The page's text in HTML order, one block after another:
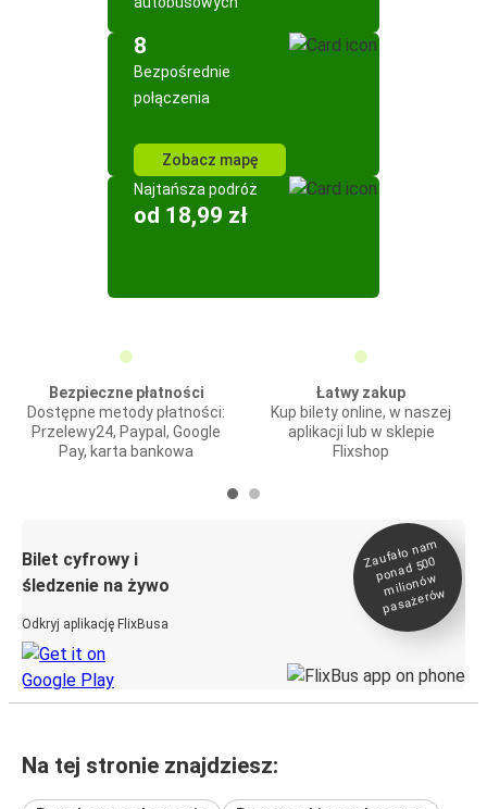
8
Bezpośrednie
połączenia
Zobacz mapę
Najtańsza podróż
od 18,99 zł
Bezpieczne płatności
Dostępne metody płatności:
Przelewy24, Paypal, Google
Pay, karta bankowa
Łatwy zakup
Kup bilety online, w naszej
aplikacji lub w sklepie
Flixshop
Bilet cyfrowy i
śledzenie na żywo
Odkryj aplikację FlixBusa
Zaufało na
m
ponad 500
milionó
w
pasażeró
w
Na tej stronie znajdziesz: